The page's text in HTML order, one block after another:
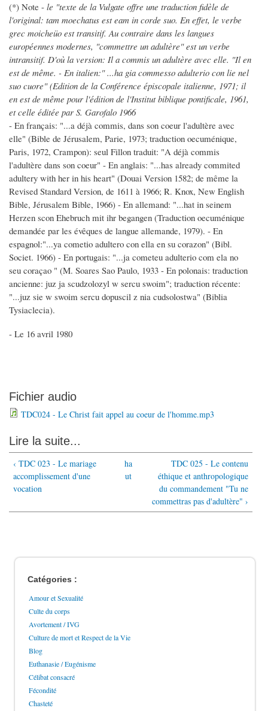
(*) Note - le "texte de la Vulgate offre une traduction fidèle de
l'original: tam moechatus est eam in corde suo. En effet, le verbe
grec moicheüo est transitif. Au contraire dans les langues
européennes modernes, "commettre un adultère" est un verbe
intransitif. D'où la version: Il a commis un adultère avec elle. "Il en
est de même. - En italien:" ...ha gia commesso adulterio con lie nel
suo cuore" (Edition de la Conférence épiscopale italienne, 1971; il
en est de même pour l'édition de l'Institut biblique pontificale, 1961,
et celle éditée par S. Garofalo 1966
- En français: "...a déjà commis, dans son coeur l'adultère avec
elle" (Bible de Jérusalem, Parie, 1973; traduction oecuménique,
Paris, 1972, Crampon): seul Fillon traduit: "A déjà commis
l'adultère dans son coeur" - En anglais: "...has already commited
adultery with her in his heart" (Douai Version 1582; de même la
Revised Standard Version, de 1611 à 1966; R. Knox, New English
Bible, Jérusalem Bible, 1966) - En allemand: "...hat in seinem
Herzen scon Ehebruch mit ihr begangen (Traduction oecuménique
demandée par les évêques de langue allemande, 1979). - En
espagnol:"...ya cometio adultero con ella en su corazon" (Bibl.
Societ. 1966) - En portugais: "...ja cometeu adulterio com ela no
seu coraçao " (M. Soares Sao Paulo, 1933 - En polonais: traduction
ancienne: juz ja scudzolozyl w sercu swoim"; traduction récente:
"...juz sie w swoim sercu dopuscil z nia cudsolostwa" (Biblia
Tysiaclecia).
- Le 16 avril 1980
Fichier audio
TDC024 - Le Christ fait appel au coeur de l'homme.mp3
Lire la suite...
‹ TDC 023 - Le mariage
accomplissement d'une
vocation
ha
ut
TDC 025 - Le contenu
éthique et anthropologique
du commandement "Tu ne
commettras pas d'adultère" ›
Catégories :
Amour et Sexualité
Culte du corps
Avortement / IVG
Culture de mort et Respect de la Vie
Blog
Euthanasie / Eugénisme
Célibat consacré
Fécondité
Chasteté